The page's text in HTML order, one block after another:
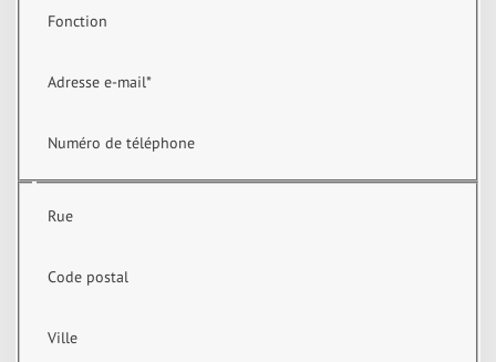
Fonction
Adresse e-mail*
Numéro de téléphone
Rue
Code postal
Ville